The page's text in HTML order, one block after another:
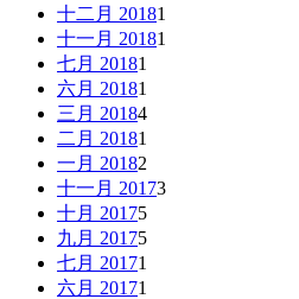
十二月 20181
十一月 20181
七月 20181
六月 20181
三月 20184
二月 20181
一月 20182
十一月 20173
十月 20175
九月 20175
七月 20171
六月 20171